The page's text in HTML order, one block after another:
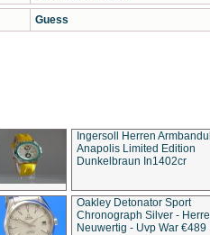
Guess
Ingersoll Herren
Anapolis Limited Edition
Dunkelbraun In1402cr
Oakley Detonator Sport
Chronograph Silver -
Neuwertig - Uvp War €489